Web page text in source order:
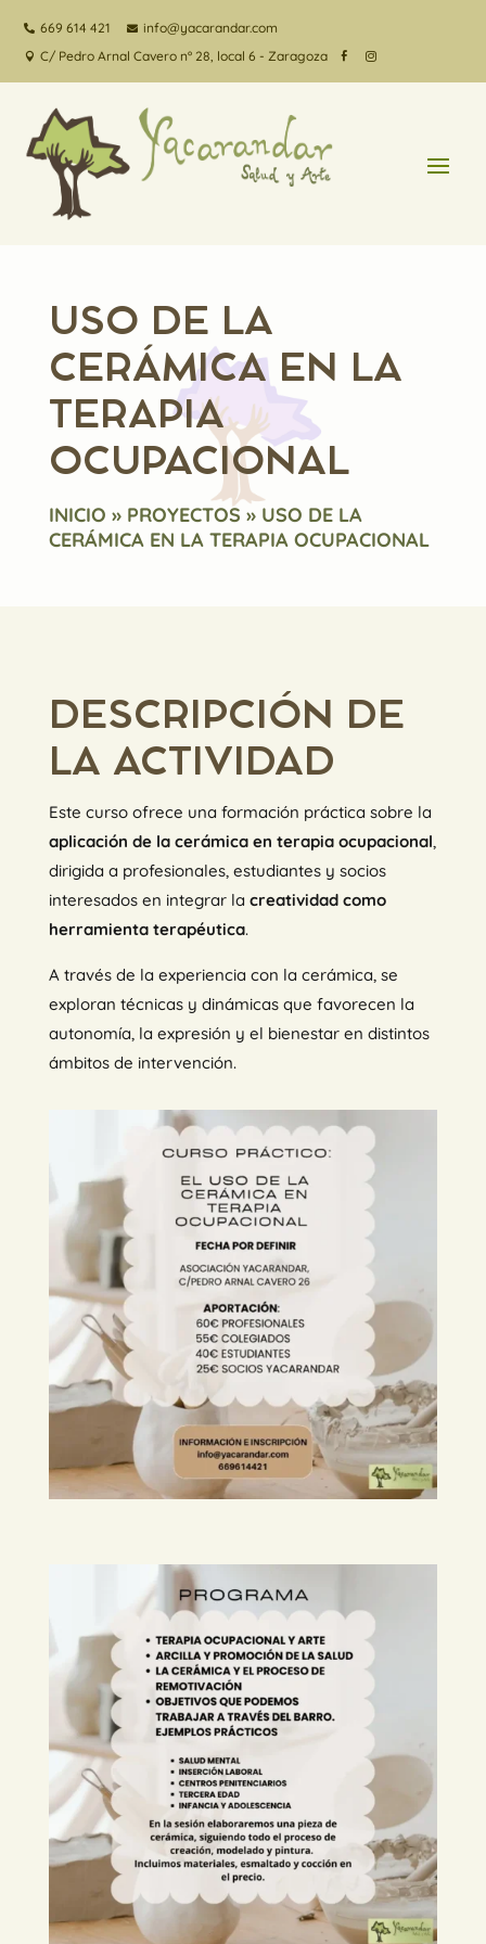
 669 614 421  info@yacarandar.com
 C/ Pedro Arnal Cavero nº 28, local 6 - Zaragoza  
USO DE LA
CERÁMICA EN LA
TERAPIA
OCUPACIONAL
INICIO » PROYECTOS » USO DE LA
CERÁMICA EN LA TERAPIA OCUPACIONAL
DESCRIPCIÓN DE
LA ACTIVIDAD
Este curso ofrece una formación práctica sobre la
aplicación de la cerámica en terapia ocupacional,
dirigida a profesionales, estudiantes y socios
interesados en integrar la creatividad como
herramienta terapéutica.
A través de la experiencia con la cerámica, se
exploran técnicas y dinámicas que favorecen la
autonomía, la expresión y el bienestar en distintos
ámbitos de intervención.